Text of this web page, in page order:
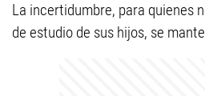
La incertidumbre, para quienes
de estudio de sus hijos, se